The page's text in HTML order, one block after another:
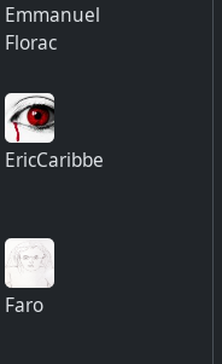
Emmanuel
Florac
EricCaribbe
Faro